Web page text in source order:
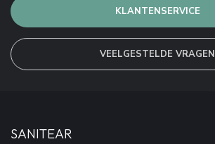
KLANTENSERVICE
VEELGESTELDE VRAGEN
SANITEAR